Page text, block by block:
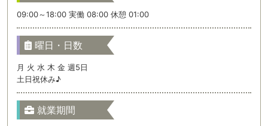
09:00～18:00 実働 08:00 休憩 01:00
曜日・日数
月 火 水 木 金 週5日
土日祝休み♪
就業期間